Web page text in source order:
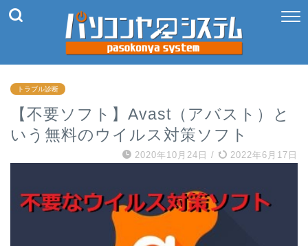
トラブル診断
【不要ソフト】Avast（アバスト）と
いう無料のウイルス対策ソフト
2020年10月24日 / 2022年6月17日